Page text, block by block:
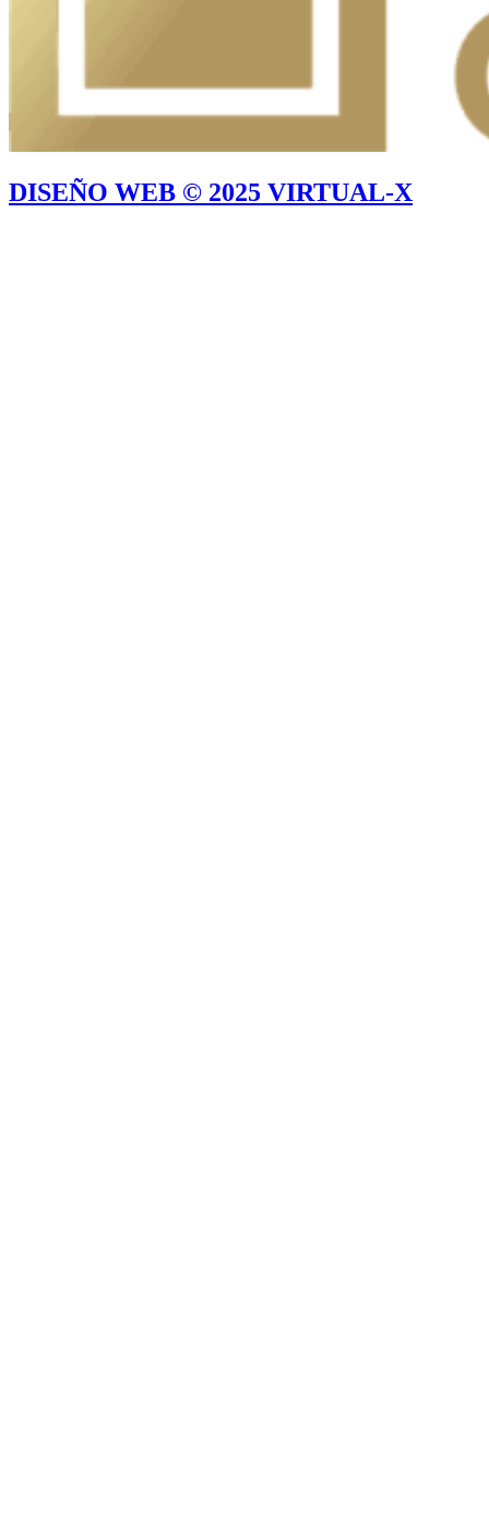
DISEÑO WEB © 2025 VIRTUAL-X